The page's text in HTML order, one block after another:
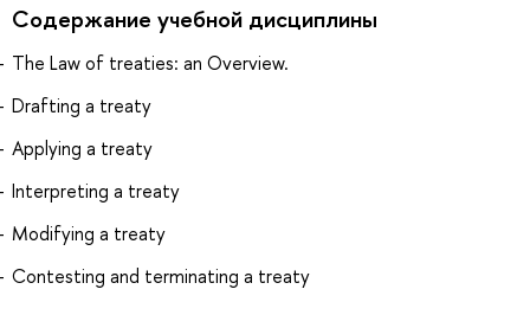
Содержание учебной дисциплины
The Law of treaties: an Overview.
Drafting a treaty
Applying a treaty
Interpreting a treaty
Modifying a treaty
Contesting and terminating a treaty